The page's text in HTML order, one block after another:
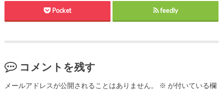
Pocket feedly
コメントを残す
メールアドレスが公開されることはありません。 ※ が付いている欄